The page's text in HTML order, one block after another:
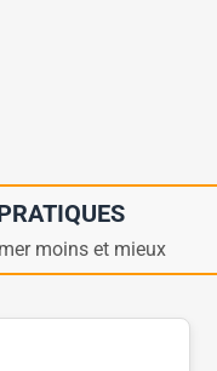
moins et mieux